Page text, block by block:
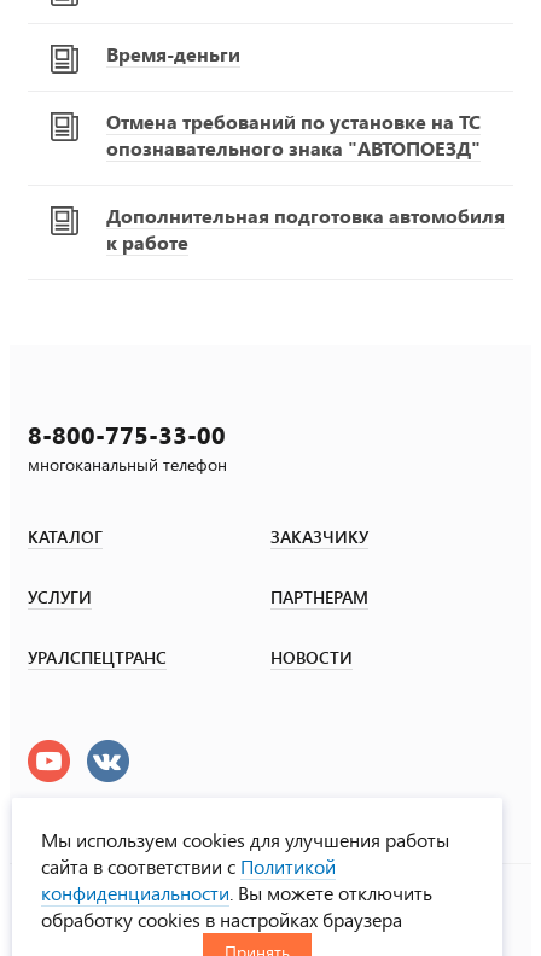
Время-деньги
Отмена требований по установке на ТС
опознавательного знака "АВТОПОЕЗД"
Дополнительная подготовка автомобиля
к работе
8-800-775-33-00
многоканальный телефон
КАТАЛОГ ЗАКАЗЧИКУ
УСЛУГИ ПАРТНЕРАМ
УРАЛСПЕЦТРАНС НОВОСТИ
УралСпецТранс
© ООО «Урал СТ», 2000-2026
Политика конфиденциальности
Мы используем cookies для улучшения работы
сайта в соответствии с Политикой
конфиденциальности . Вы можете отключить
обработку cookies в настройках браузера